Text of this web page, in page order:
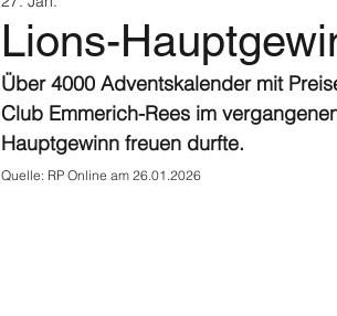
Lions-
Über 4000 Adventskalender mit
Club Emmerich-Rees im
Hauptgewinn freuen durfte.
Quelle: RP Online am 26.01.2026